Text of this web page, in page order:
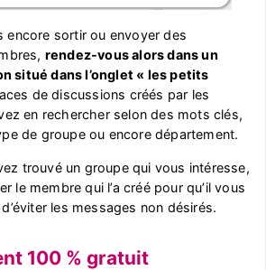
encore sortir ou envoyer des
rendez-vous alors dans un
situé dans l’onglet « les petits
de discussions créés par les
en rechercher selon des mots clés,
de groupe ou encore département.
trouvé un groupe qui vous intéresse,
le membre qui l’a créé pour qu’il vous
les messages non désirés.
100 % gratuit